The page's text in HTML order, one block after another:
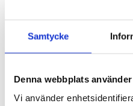
Samtycke
Denna webbplats
Vi använder
Om du inte vill reparera en enhet på
Följ länken nedan och läs mer:
Samsung Galaxy A56, Galaxy A36
EAN: 5714122578006